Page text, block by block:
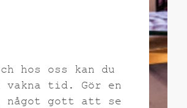
hos oss kan du
tid. Gör en
något gott att se